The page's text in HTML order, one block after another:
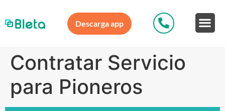
Descarga app
Contratar Servicio
para Pioneros